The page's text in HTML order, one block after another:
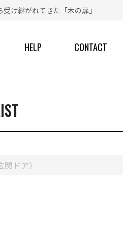
け継がれてきた「木の扉」
HELP CONTACT